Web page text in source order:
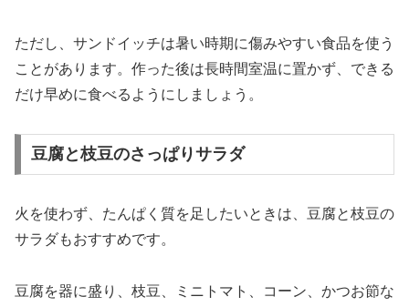
ただし、サンドイッチは暑い時期に傷みやすい食品を使う
ことがあります。作った後は長時間室温に置かず、できる
だけ早めに食べるようにしましょう。
豆腐と枝豆のさっぱりサラダ
火を使わず、たんぱく質を足したいときは、豆腐と枝豆の
サラダもおすすめです。
豆腐を器に盛り、枝豆、ミニトマト、コーン、かつお節な